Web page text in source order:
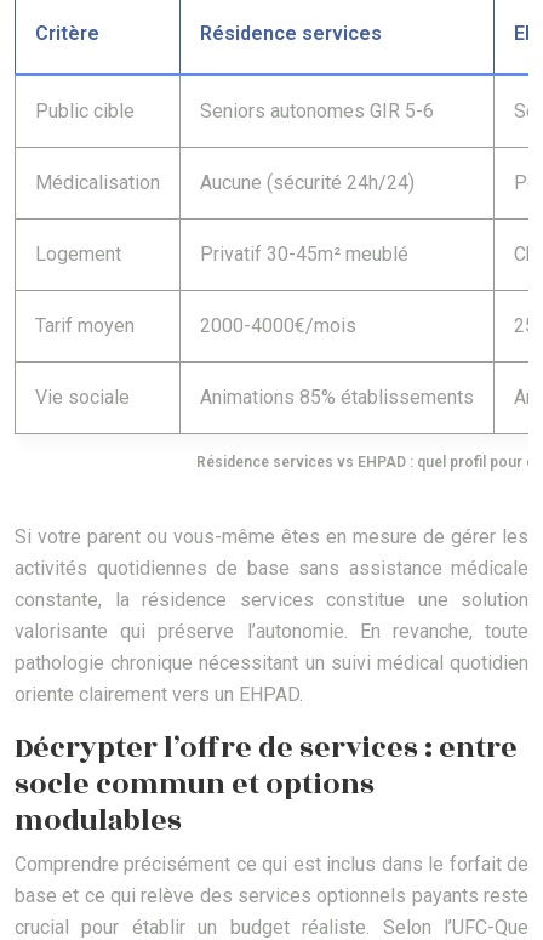
Résidence services vs EHPAD : quel profil pour
Critère Résidence services
Public cible Seniors autonomes GIR 5-6
Médicalisation Aucune (sécurité 24h/24)
Logement Privatif 30-45m² meublé
Tarif moyen 2000-4000€/mois
Vie sociale Animations 85% établissements
Si votre parent ou vous-même êtes en mesure de gérer les
activités quotidiennes de base sans assistance médicale
constante, la résidence services constitue une solution
valorisante qui préserve l’autonomie. En revanche, toute
pathologie chronique nécessitant un suivi médical quotidien
oriente clairement vers un EHPAD.
Décrypter l’offre de services : entre
socle commun et options
modulables
Comprendre précisément ce qui est inclus dans le forfait de
base et ce qui relève des services optionnels payants reste
crucial pour établir un budget réaliste. Selon l’UFC-Que